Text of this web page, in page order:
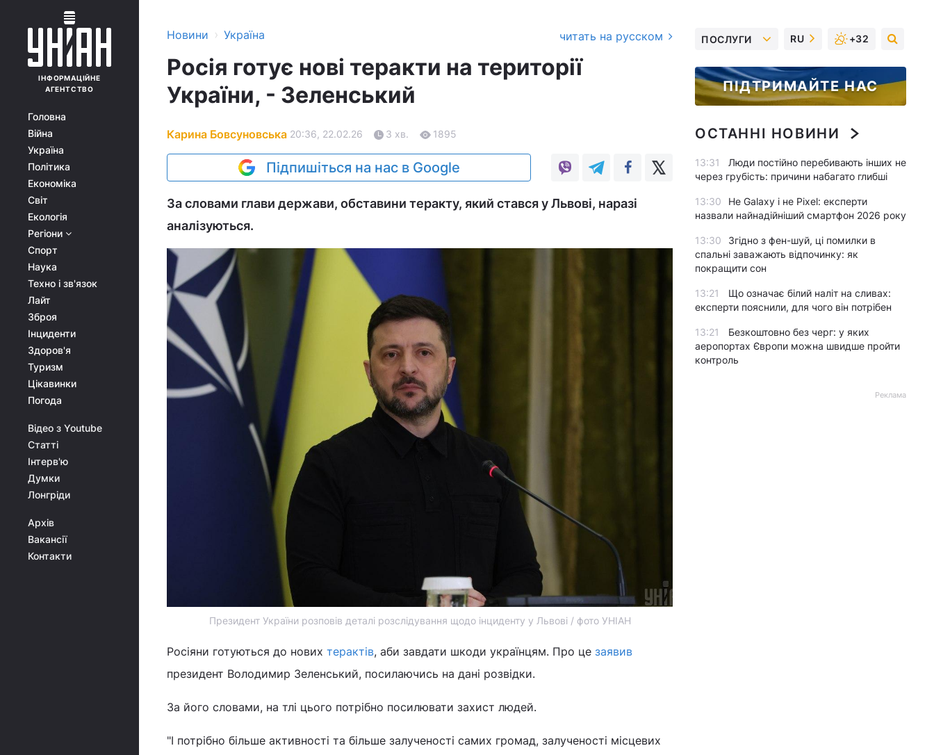
ІНФОРМАЦІЙНЕ
АГЕНТСТВО
Головна
Війна
Україна
Політика
Економіка
Світ
Екологія
Регіони
Спорт
Наука
Техно і зв'язок
Лайт
Зброя
Інциденти
Здоров'я
Туризм
Цікавинки
Погода
Відео з Youtube
Статті
Інтерв'ю
Думки
Лонгріди
Архів
Вакансії
Контакти
Новини › Україна читать на русском
Росія готує нові теракти на території
України, - Зеленський
Карина Бовсуновська 20:36, 22.02.26 3 хв. 1895
Підпишіться на нас в Google
За словами глави держави, обставини теракту, який стався у Львові, наразі
аналізуються.
Президент України розповів деталі розслідування щодо інциденту у Львові / фото УНІАН
Росіяни готуються до нових терактів, аби завдати шкоди українцям. Про це заявив
президент Володимир Зеленський, посилаючись на дані розвідки.
За його словами, на тлі цього потрібно посилювати захист людей.
"І потрібно більше активності та більше залученості самих громад, залученості місцевих
ПОСЛУГИ RU +32
ПІДТРИМАЙТЕ НАС
ОСТАННІ НОВИНИ
13:31
Люди постійно перебивають інших не
через грубість: причини набагато глибші
13:30
Не Galaxy і не Pixel: експерти
назвали найнадійніший смартфон 2026 року
13:30
Згідно з фен-шуй, ці помилки в
спальні заважають відпочинку: як
покращити сон
13:21
Що означає білий наліт на сливах:
експерти пояснили, для чого він потрібен
13:21
Безкоштовно без черг: у яких
аеропортах Європи можна швидше пройти
контроль
Реклама